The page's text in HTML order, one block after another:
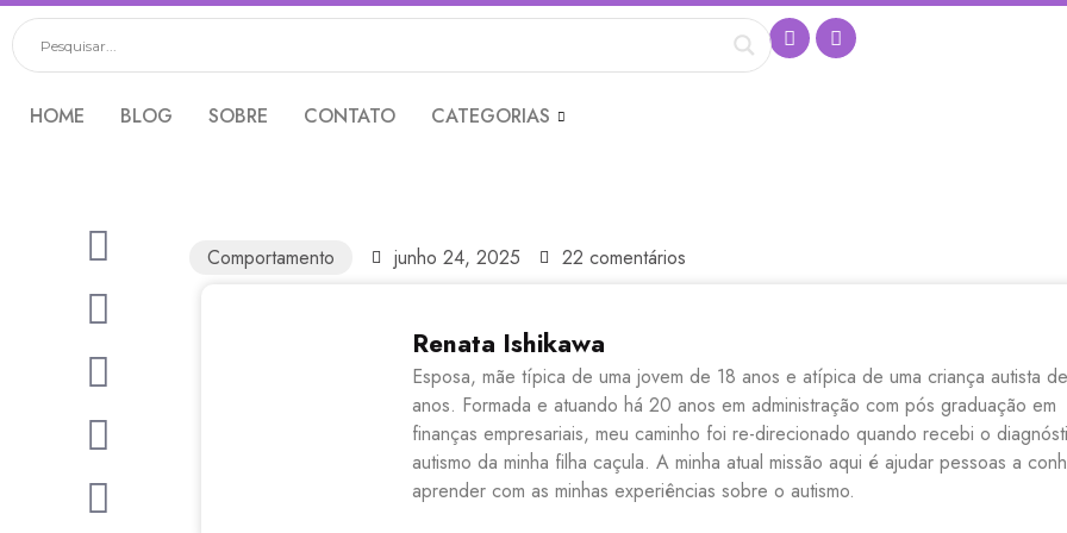
HOME BLOG SOBRE CONTATO CATEGORIAS
Comportamento junho 24, 2025 22 comentários
Renata Ishikawa
Esposa, mãe típica de uma jovem de 18 anos e atípica de uma criança autista
anos. Formada e atuando há 20 anos em administração com pós graduação em
finanças empresariais, meu caminho foi re-direcionado quando recebi o
autismo da minha filha caçula. A minha atual missão aqui é ajudar pessoas a
aprender com as minhas experiências sobre o autismo.